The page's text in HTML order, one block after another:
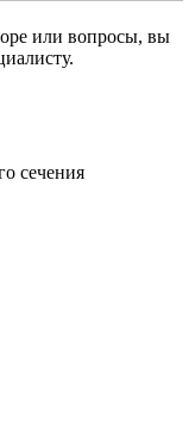
или вопросы, вы
сечения